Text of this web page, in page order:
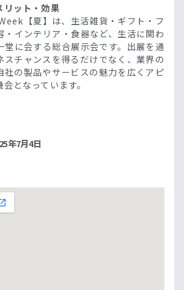
リット・効果
【夏】は、生活雑貨・ギフト・フ
・インテリア・食器など、生活に関わ
堂に会する総合展示会です。出展を通
スチャンスを得るだけでなく、業界の
社の製品やサービスの魅力を広くアピ
となっています。
年7月4日